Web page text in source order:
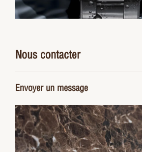
Nous contacter
Envoyer un message